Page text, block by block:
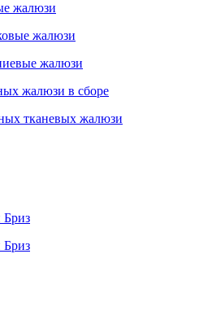
жалюзи
жалюзи
жалюзи
жалюзи в сборе
тканевых жалюзи
Бриз
Бриз